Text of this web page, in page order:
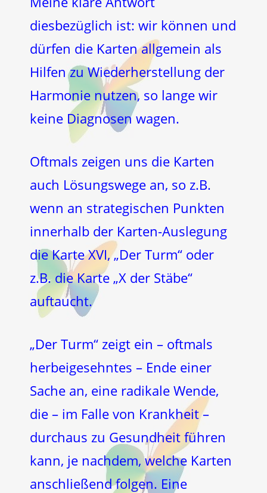
diesbezüglich ist: wir können und
dürfen die Karten allgemein als
Hilfen zu Wiederherstellung der
Harmonie nutzen, so lange wir
keine Diagnosen wagen.
Oftmals zeigen uns die Karten
auch Lösungswege an, so z.B.
wenn an strategischen Punkten
innerhalb der Karten-Auslegung
die Karte XVI, „Der Turm“ oder
z.B. die Karte „X der Stäbe“
auftaucht.
„Der Turm“ zeigt ein – oftmals
herbeigesehntes – Ende einer
Sache an, eine radikale Wende,
die – im Falle von Krankheit –
durchaus zu Gesundheit führen
kann, je nachdem, welche Karten
anschließend folgen. Eine